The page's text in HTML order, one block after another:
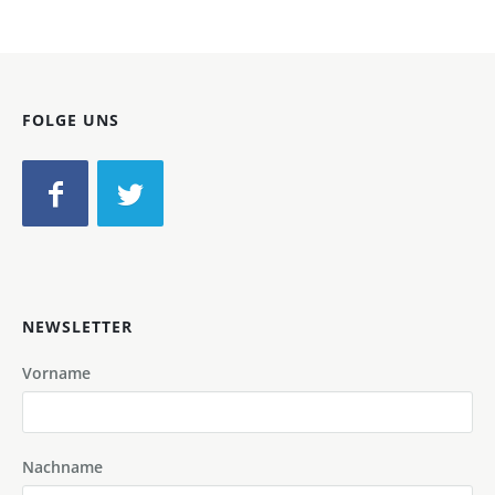
FOLGE UNS
NEWSLETTER
Vorname
Nachname